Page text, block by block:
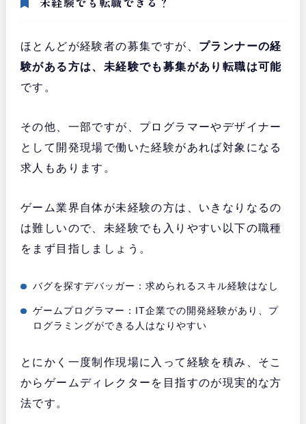
ほとんどが経験者の募集ですが、 プランナーの経
験がある方は、未経験でも募集があり転職は可能
です。
その他、一部ですが、プログラマーやデザイナー
として開発現場で働いた経験があれば対象になる
求人もあります。
ゲーム業界自体が未経験の方は、いきなりなるの
は難しいので、未経験でも入りやすい以下の職種
をまず目指しましょう。
バグを探すデバッガー：求められるスキル経験はなし
ゲームプログラマー：IT企業での開発経験があり、プ
ログラミングができる人はなりやすい
とにかく一度制作現場に入って経験を積み、そこ
からゲームディレクターを目指すのが現実的な方
法です。